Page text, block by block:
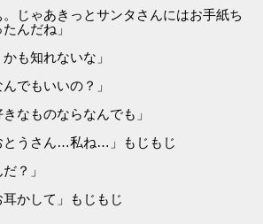
じゃあきっとサンタさんにはお手紙ち
んだね」
も知れないな」
でもいいの？」
なものならなんでも」
とうさん…私ね…」もじもじ
？」
かして」もじもじ